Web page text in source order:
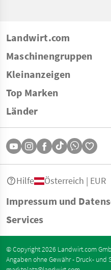
Landwirt.com
Maschinengruppen
Kleinanzeigen
Top Marken
Länder
Impressum und
Services
Hilfe Österreich | EUR
© Copyright 2026 Landwirt.com
Angaben ohne Gewähr - Druck- und